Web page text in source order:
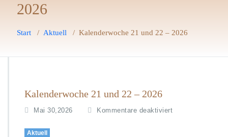
2026
Start / Aktuell / Kalenderwoche 21 und 22 – 2026
Kalenderwoche 21 und 22 – 2026
Mai 30,2026 Kommentare deaktiviert
Aktuell